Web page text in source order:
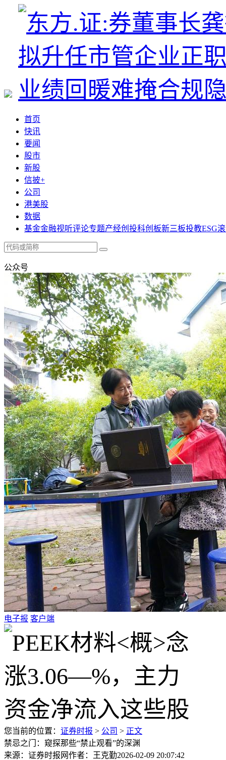
首页
快讯
要闻
股市
新股
信披+
公司
港美股
数据
基金金融视听评论专题产经创投科创板新三板投教ESG
公众号
电子报 客户端
您当前的位置： 证券时报 > 公司 > 正文
禁忌之门：窥探那些“禁止观看”的深渊
来源：证券时报网作者：王克勤2026-02-09 20:07:42